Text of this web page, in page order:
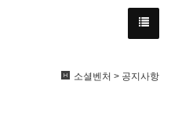
소셜벤처 > 공지사항